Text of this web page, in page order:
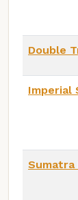
Double
Imperial
Sumatra